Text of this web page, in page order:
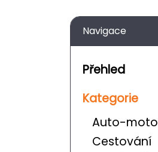
Navigace
Přehled
Kategorie
Auto-moto
Cestování